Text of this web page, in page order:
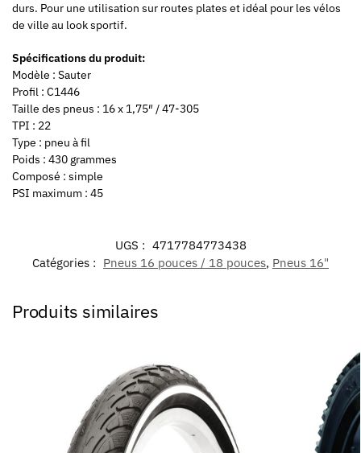
durs. Pour une utilisation sur routes plates et idéal pour les vélos
de ville au look sportif.
Spécifications du produit:
Modèle : Sauter
Profil : C1446
Taille des pneus : 16 x 1,75″ / 47-305
TPI : 22
Type : pneu à fil
Poids : 430 grammes
Composé : simple
PSI maximum : 45
UGS : 4717784773438
Catégories : Pneus 16 pouces / 18 pouces, Pneus 16"
Produits similaires